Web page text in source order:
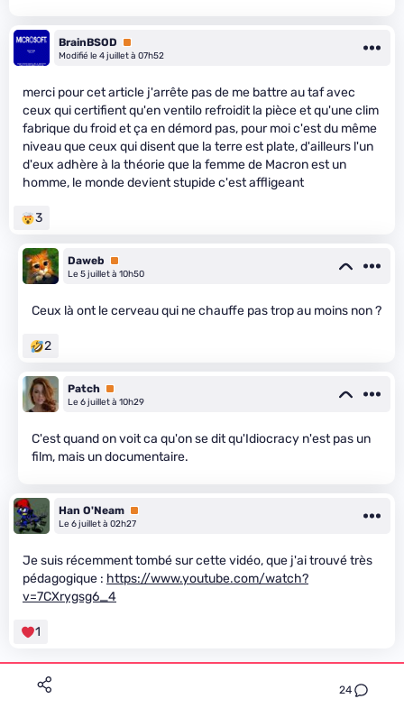
24
BrainBSOD
Premium
Modifié le 4 juillet à 07h52
merci pour cet article j'arrête pas de me battre au taf avec
ceux qui certifient qu'en ventilo refroidit la pièce et qu'une clim
fabrique du froid et ça en démord pas, pour moi c'est du même
niveau que ceux qui disent que la terre est plate, d'ailleurs l'un
d'eux adhère à la théorie que la femme de Macron est un
homme, le monde devient stupide c'est affligeant
3
Daweb
Premium
Le 5 juillet à 10h50
Ceux là ont le cerveau qui ne chauffe pas trop au moins non ?
2
Patch Premium
Le 6 juillet à 10h29
C'est quand on voit ca qu'on se dit qu'Idiocracy n'est pas un
film, mais un documentaire.
Han O'Neam Premium
Le 6 juillet à 02h27
Je suis récemment tombé sur cette vidéo, que j'ai trouvé très
pédagogique : https://www.youtube.com/watch?
v=7CXrygsg6_4
1